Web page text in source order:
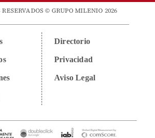
RESERVADOS © GRUPO MILENIO 2026
Directorio
Privacidad
Aviso Legal